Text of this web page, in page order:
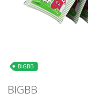
BIGBB
BIGBB